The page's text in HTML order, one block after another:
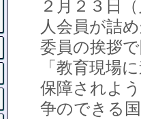
２月２３日
人会員が詰
委員の挨拶
「教育現場
保障されよ
争のできる